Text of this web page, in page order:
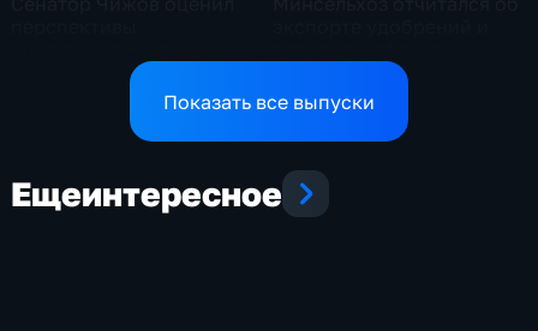
конфликтов на Ближнем
Востоке и диалог с
аграриев топливом
Показать все выпуски
Ещеинтересное